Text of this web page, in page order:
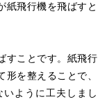
紙飛行機を飛ばすと
すことです。紙飛行
を整えることで、
ように工夫しまし